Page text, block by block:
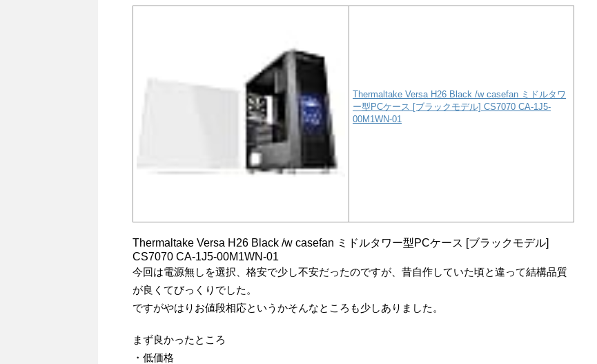
Thermaltake Versa H26 Black /w casefan ミドルタワ
ー型PCケース [ブラックモデル] CS7070 CA-1J5-
00M1WN-01
Thermaltake Versa H26 Black /w casefan ミドルタワー型PCケース [ブラックモデル]
CS7070 CA-1J5-00M1WN-01
今回は電源無しを選択、格安で少し不安だったのですが、昔自作していた頃と違って結構品質
が良くてびっくりでした。
ですがやはりお値段相応というかそんなところも少しありました。
まず良かったところ
・低価格